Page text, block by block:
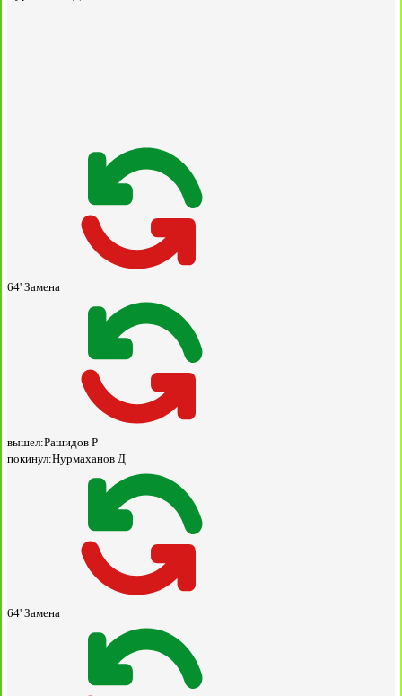
64' Замена
вышел:Рашидов Р
покинул:Нурмаханов Д
64' Замена